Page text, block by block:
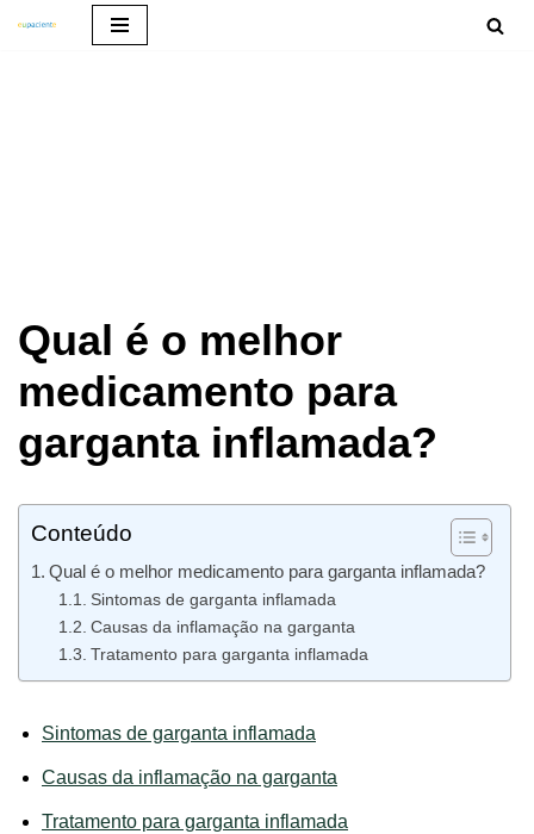
Qual é o melhor
medicamento para
garganta inflamada?
Conteúdo
Qual é o melhor medicamento para garganta inflamada?
Sintomas de garganta inflamada
Causas da inflamação na garganta
Tratamento para garganta inflamada
Sintomas de garganta inflamada
Causas da inflamação na garganta
Tratamento para garganta inflamada